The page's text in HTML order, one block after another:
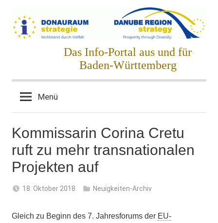
Inhalt
springen
Donauraumstrategie
Das Info-Portal aus und für
Baden-Württemberg
Menü
Kommissarin Corina Cretu
ruft zu mehr transnationalen
Projekten auf
18. Oktober 2018 Neuigkeiten-Archiv
Gleich zu Beginn des 7. Jahresforums der EU-